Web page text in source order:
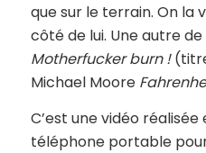
que sur le terrain. On la
côté de lui. Une autre
Motherfucker burn !
Michael Moore
C’est une vidéo
téléphone portable